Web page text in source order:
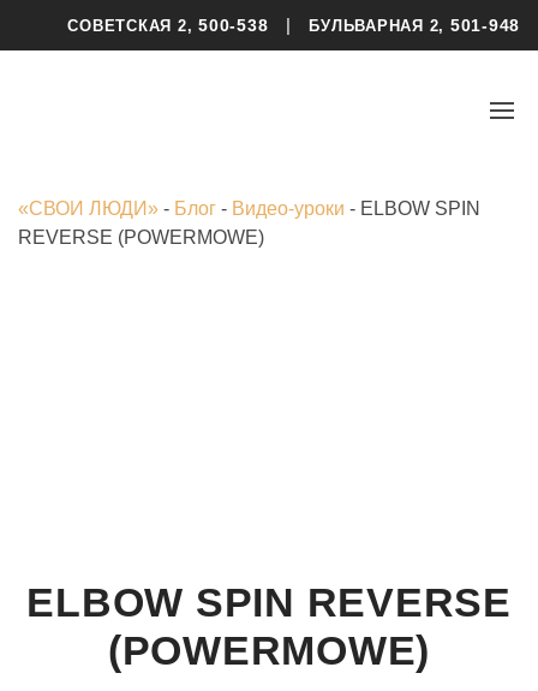
СОВЕТСКАЯ 2, 500-538 | БУЛЬВАРНАЯ 2, 501-948
«СВОИ ЛЮДИ» - Блог - Видео-уроки - ELBOW SPIN
REVERSE (POWERMOWE)
ELBOW SPIN REVERSE
(POWERMOWE)